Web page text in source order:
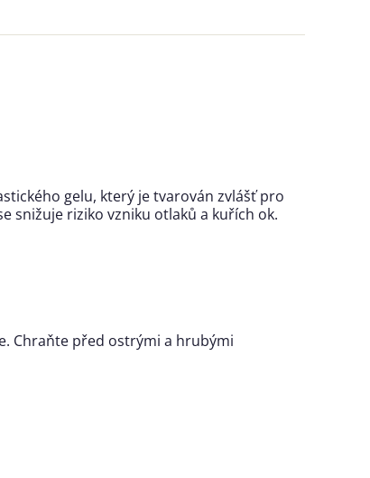
gelu, který je tvarován zvlášť pro
snižuje riziko vzniku otlaků a kuřích ok.
Chraňte před ostrými a hrubými